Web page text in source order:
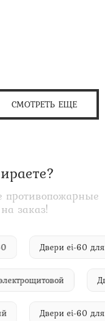
СМОТРЕТЬ ЕЩЕ
заказ!
60 Двери ei-
Двери ei-60